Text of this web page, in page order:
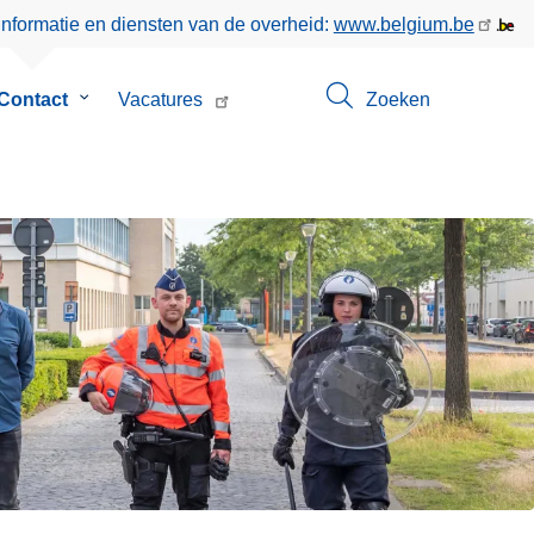
en diensten van de overheid: www.belgium.be
SubmenuVacatures Zoeken